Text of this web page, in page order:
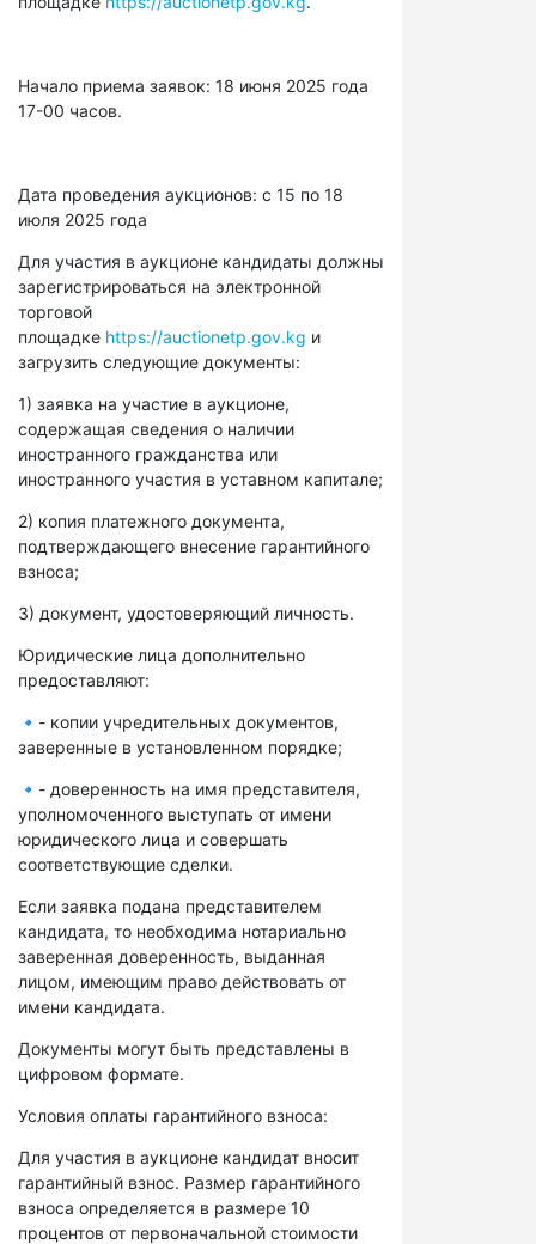
Начало приема заявок: 18 июня 2025 года
17-00 часов.
Дата проведения аукционов: с 15 по 18
июля 2025 года
Для участия в аукционе кандидаты должны
зарегистрироваться на электронной
торговой
площадке https://auctionetp.gov.kg и
загрузить следующие документы:
1) заявка на участие в аукционе,
содержащая сведения о наличии
иностранного гражданства или
иностранного участия в уставном капитале;
2) копия платежного документа,
подтверждающего внесение гарантийного
взноса;
3) документ, удостоверяющий личность.
Юридические лица дополнительно
предоставляют:
🔹- копии учредительных документов,
заверенные в установленном порядке;
🔹- доверенность на имя представителя,
уполномоченного выступать от имени
юридического лица и совершать
соответствующие сделки.
Если заявка подана представителем
кандидата, то необходима нотариально
заверенная доверенность, выданная
лицом, имеющим право действовать от
имени кандидата.
Документы могут быть представлены в
цифровом формате.
Условия оплаты гарантийного взноса:
Для участия в аукционе кандидат вносит
гарантийный взнос. Размер гарантийного
взноса определяется в размере 10
процентов от первоначальной стоимости